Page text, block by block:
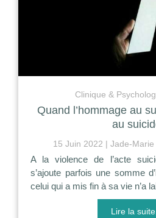
Clinique &
Quand l’hommage au
au
15 Juin 2022 Jade-Marie
A la violence de l’acte
s’ajoute parfois une somme
celui qui a mis fin à sa vie n’a
Lire la